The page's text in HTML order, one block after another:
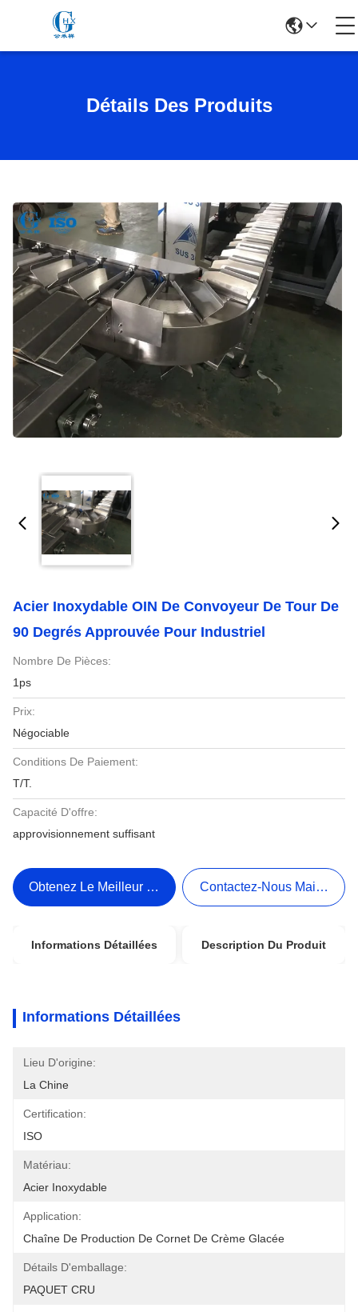
Détails Des Produits
Acier Inoxydable OIN De Convoyeur De Tour De
90 Degrés Approuvée Pour Industriel
Nombre De Pièces:
1ps
Prix:
Négociable
Conditions De Paiement:
T/T.
Capacité D'offre:
approvisionnement suffisant
Obtenez Le Meilleur Prix Contactez-Nous Maintenant
Informations Détaillées Description Du Produit
Informations Détaillées
Lieu D'origine:
La Chine
Certification:
ISO
Matériau:
Acier Inoxydable
Application:
Chaîne De Production De Cornet De Crème Glacée
Détails D'emballage:
PAQUET CRU